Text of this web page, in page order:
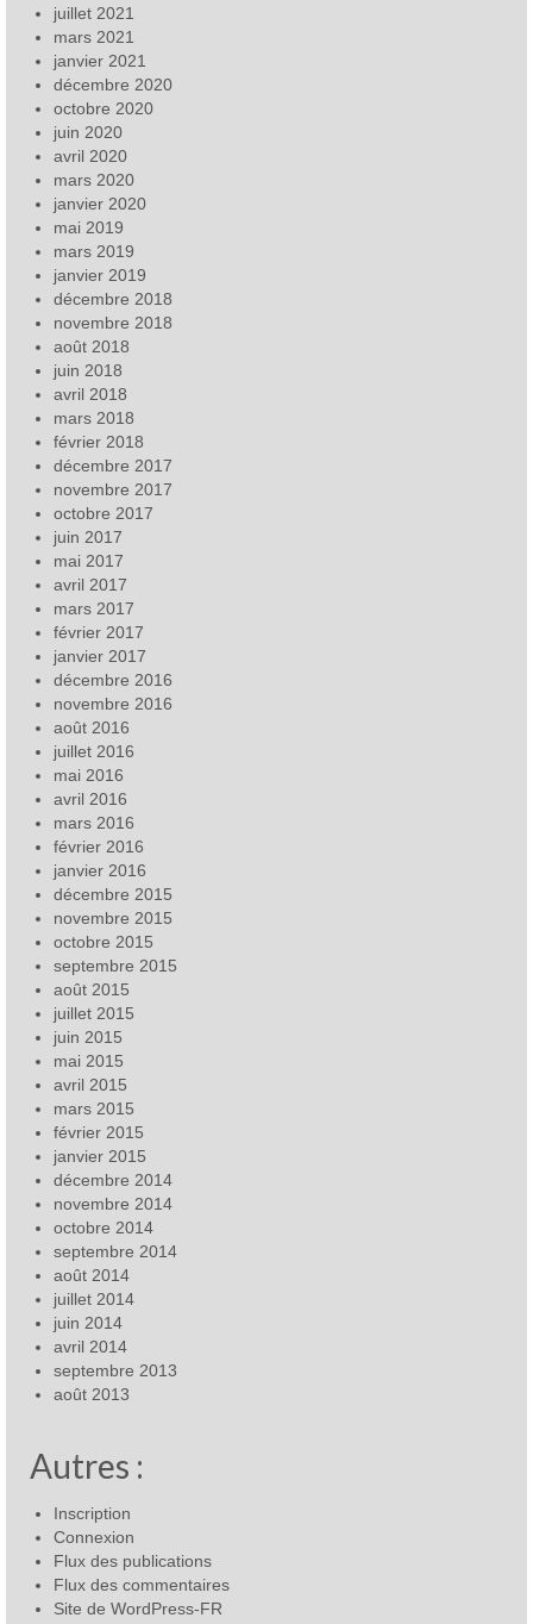
juillet 2021
mars 2021
janvier 2021
décembre 2020
octobre 2020
juin 2020
avril 2020
mars 2020
janvier 2020
mai 2019
mars 2019
janvier 2019
décembre 2018
novembre 2018
août 2018
juin 2018
avril 2018
mars 2018
février 2018
décembre 2017
novembre 2017
octobre 2017
juin 2017
mai 2017
avril 2017
mars 2017
février 2017
janvier 2017
décembre 2016
novembre 2016
août 2016
juillet 2016
mai 2016
avril 2016
mars 2016
février 2016
janvier 2016
décembre 2015
novembre 2015
octobre 2015
septembre 2015
août 2015
juillet 2015
juin 2015
mai 2015
avril 2015
mars 2015
février 2015
janvier 2015
décembre 2014
novembre 2014
octobre 2014
septembre 2014
août 2014
juillet 2014
juin 2014
avril 2014
septembre 2013
août 2013
Autres :
Inscription
Connexion
Flux des publications
Flux des commentaires
Site de WordPress-FR